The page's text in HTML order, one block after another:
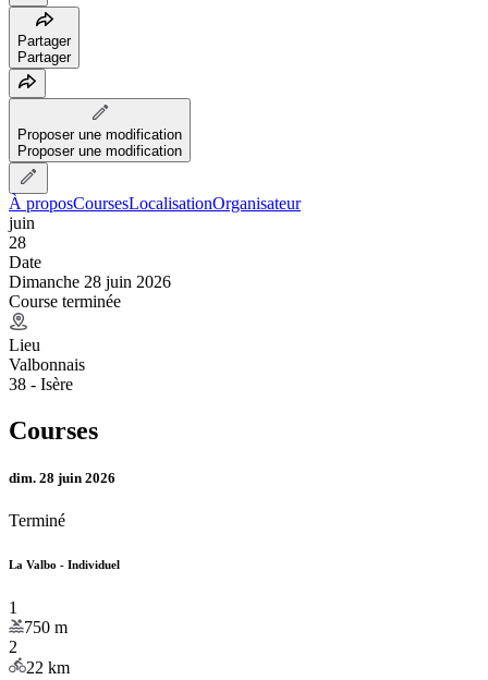
Partager
Partager
Proposer une modification
Proposer une modification
À proposCoursesLocalisationOrganisateur
juin
28
Date
Dimanche 28 juin 2026
Course terminée
Lieu
Valbonnais
38 - Isère
Courses
dim. 28 juin 2026
Terminé
La Valbo - Individuel
1
750 m
2
22 km